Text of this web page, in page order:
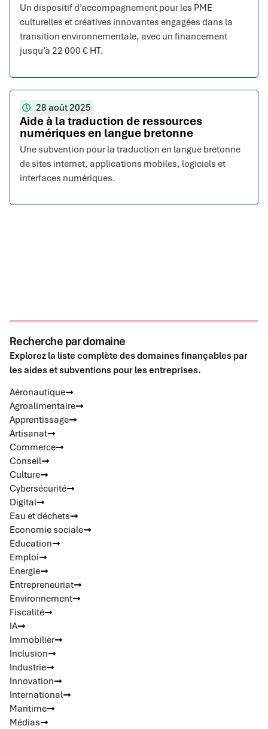
Un dispositif d’accompagnement pour les PME
culturelles et créatives innovantes engagées dans la
transition environnementale, avec un financement
jusqu’à 22 000 € HT.
28 août 2025
Aide à la traduction de ressources
numériques en langue bretonne
Une subvention pour la traduction en langue bretonne
de sites internet, applications mobiles, logiciels et
interfaces numériques.
Recherche par domaine
Explorez la liste complète des domaines finançables par
les aides et subventions pour les entreprises.
Aéronautique
Agroalimentaire
Apprentissage
Artisanat
Commerce
Conseil
Culture
Cybersécurité
Digital
Eau et déchets
Economie sociale
Education
Emploi
Energie
Entrepreneuriat
Environnement
Fiscalité
IA
Immobilier
Inclusion
Industrie
Innovation
International
Maritime
Médias